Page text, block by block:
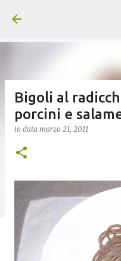
Bigoli al
porcini e
in data marzo 21, 2011